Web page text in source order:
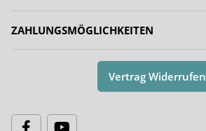
ZAHLUNGSMÖGLICHKEITEN
Vertrag Widerrufen